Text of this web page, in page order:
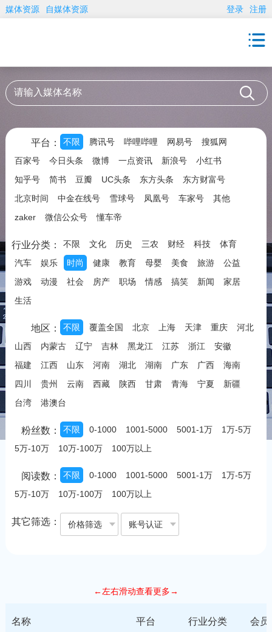
媒体资源 自媒体资源 登录 注册
平台： 不限 腾讯号 哔哩哔哩 网易号
搜狐网
百家号
今日头条 微博 一点资讯 新浪号
小红书
知乎号
简书 豆瓣 UC头条 东方头条
东方财富号
北京时间
中金在线号 雪球号 凤凰号 车家号
其他
zaker
微信公众号 懂车帝
行业分类： 不限 文化 历史 三农 财经 科技
体育
汽车
娱乐 时尚 健康 教育 母婴 美食 旅游
公益
游戏
动漫 社会 房产 职场 情感 搞笑 新闻
家居
生活
地区： 不限 覆盖全国 北京 上海 天津 重庆
河北
山西
内蒙古 辽宁 吉林 黑龙江 江苏 浙江
安徽
福建
江西 山东 河南 湖北 湖南 广东 广西
海南
四川
贵州 云南 西藏 陕西 甘肃 青海 宁夏
新疆
台湾
港澳台
粉丝数： 不限 0-1000 1001-5000 5001-1万
1万-5万
5万-10万
10万-100万 100万以上
阅读数： 不限 0-1000 1001-5000 5001-1万
1万-5万
5万-10万
10万-100万 100万以上
其它筛选： 价格筛选 账号认证
←左右滑动查看更多→
名称 平台 行业分类 会员